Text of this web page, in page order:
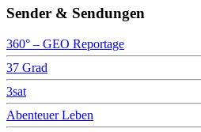
Sender & Sendungen
360° – GEO Reportage
37 Grad
3sat
Abenteuer Leben